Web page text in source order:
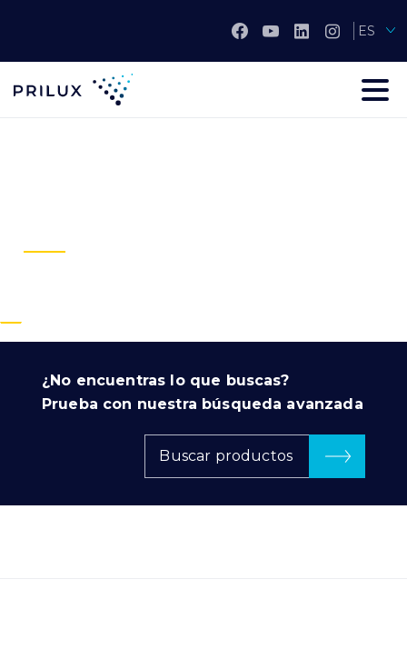
ES
¿No encuentras lo que buscas?
Prueba con nuestra búsqueda avanzada
Buscar productos